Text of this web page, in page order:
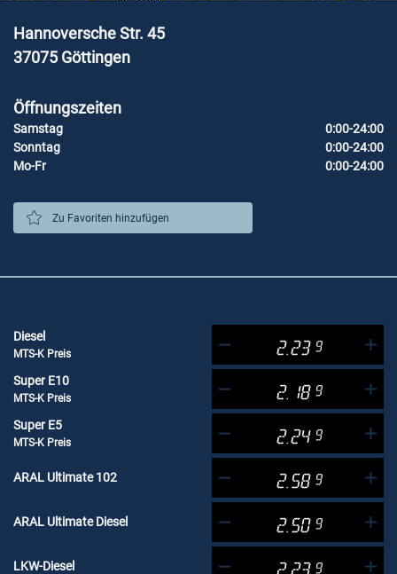
Hannoversche Str. 45
37075 Göttingen
Öffnungszeiten
Samstag
0:00-24:00
Sonntag
0:00-24:00
Mo-Fr
0:00-24:00
Zu Favoriten hinzufügen
Diesel
MTS-K Preis 2.23 9
Super E10
MTS-K Preis 2.18 9
Super E5
MTS-K Preis 2.24 9
ARAL Ultimate 102 2.58 9
ARAL Ultimate Diesel 2.50 9
LKW-Diesel 2.23 9